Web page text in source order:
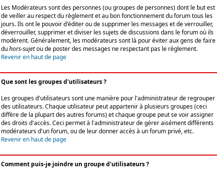
Les Modérateurs sont des personnes (ou groupes de personnes) dont le but est
de veiller au respect du règlement et au bon fonctionnement du forum tous les
jours. Ils ont le pouvoir d'éditer ou de supprimer les messages et de verrouiller,
déverrouiller, supprimer et diviser les sujets de discussions dans le forum où ils
modèrent. Généralement, les modérateurs sont là pour éviter aux gens de faire
duhors-sujetou de poster des messages ne respectant pas le règlement.
Revenir en haut de page
Que sont les groupes d'utilisateurs ?
Les groupes d'utilisateurs sont une manière pour l'administrateur de regrouper
des utilisateurs. Chaque utilisateur peut appartenir à plusieurs groupes (ceci
diffère de la plupart des autres forums) et chaque groupe peut se voir assigner
des droits d'accès. Ceci permet à l'administrateur de gérer aisément différents
modérateurs d'un forum, ou de leur donner accès à un forum privé, etc.
Revenir en haut de page
Comment puis-je joindre un groupe d'utilisateurs ?